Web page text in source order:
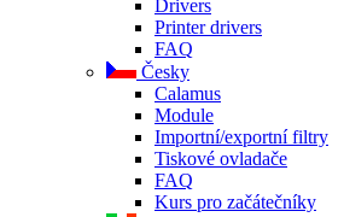
Drivers
Printer drivers
FAQ
Česky
Calamus
Module
Importní/exportní filtry
Tiskové ovladače
FAQ
Kurs pro začátečníky